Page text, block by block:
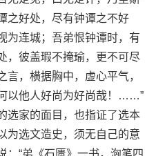
之好处，尽有钟谭之不好
为连城；吾弟恨钟谭时，有
，彼盖瑕不掩瑜，更不可尽
，横据胸中，虚心平气，
以他人好尚为好尚哉！……”
家的面目，也指证了选本
为选文造史，须无自己的意
：“弟《石匮》一书，洶笔四